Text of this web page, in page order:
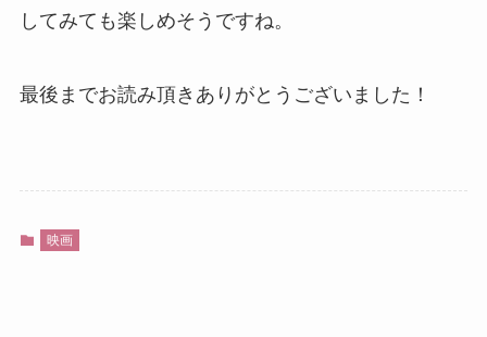
してみても楽しめそうですね。
最後までお読み頂きありがとうございました！
映画